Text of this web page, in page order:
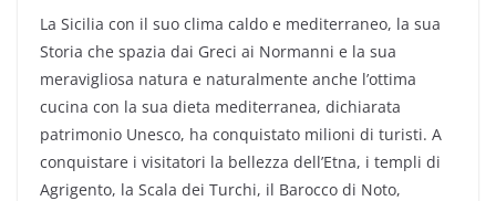
La Sicilia con il suo clima caldo e mediterraneo, la sua
Storia che spazia dai Greci ai Normanni e la sua
meravigliosa natura e naturalmente anche l’ottima
cucina con la sua dieta mediterranea, dichiarata
patrimonio Unesco, ha conquistato milioni di turisti. A
conquistare i visitatori la bellezza dell’Etna, i templi di
Agrigento, la Scala dei Turchi, il Barocco di Noto,